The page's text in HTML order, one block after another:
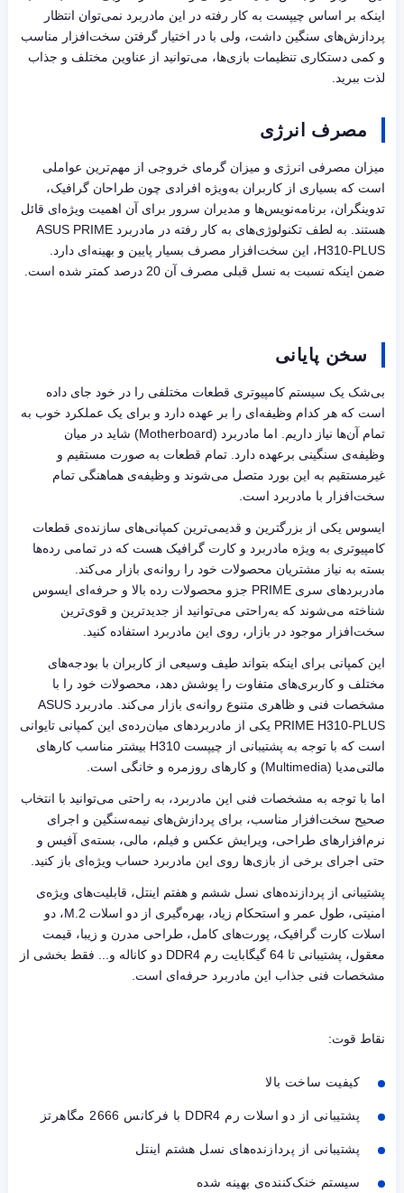
اینکه بر اساس چیپست به کار رفته در این مادربرد نمی‌توان انتظار
پردازش‌های سنگین داشت، ولی با در اختیار گرفتن سخت‌افزار مناسب
و کمی دستکاری تنظیمات بازی‌ها، می‌توانید از عناوین مختلف و جذاب
لذت ببرید.
مصرف انرژی
میزان مصرفی انرژی و میزان گرمای خروجی از مهم‌ترین عواملی
است که بسیاری از کاربران به‌ویژه افرادی چون طراحان گرافیک،
تدوینگران، برنامه‌نویس‌ها و مدیران سرور برای آن اهمیت ویژه‌ای قائل
هستند. به لطف تکنولوژی‌های به کار رفته در مادربرد ASUS PRIME
H310-PLUS، این سخت‌افزار مصرف بسیار پایین و بهینه‌ای دارد.
ضمن اینکه نسبت به نسل قبلی مصرف آن 20 درصد کمتر شده است.
سخن پایانی
بی‌شک یک سیستم کامپیوتری قطعات مختلفی را در خود جای داده
است که هر کدام وظیفه‌ای را بر عهده دارد و برای یک عملکرد خوب به
تمام آن‌ها نیاز داریم. اما مادربرد (Motherboard) شاید در میان
وظیفه‌ی سنگینی برعهده دارد. تمام قطعات به صورت مستقیم و
غیرمستقیم به این بورد متصل می‌شوند و وظیفه‌ی هماهنگی تمام
سخت‌افزار با مادربرد است.
ایسوس یکی از بزرگترین و قدیمی‌ترین کمپانی‌های سازنده‌ی قطعات
کامپیوتری به ویژه مادربرد و کارت گرافیک هست که در تمامی رده‌ها
بسته به نیاز مشتریان محصولات خود را روانه‌ی بازار می‌کند.
مادربردهای سری PRIME جزو محصولات رده‌ بالا و حرفه‌ای ایسوس
شناخته می‌شوند که به‌راحتی می‌توانید از جدیدترین و قوی‌ترین
سخت‌افزار موجود در بازار، روی این مادربرد استفاده کنید.
این کمپانی برای اینکه بتواند طیف وسیعی از کاربران با بودجه‌های
مختلف و کاربری‌های متفاوت را پوشش دهد، محصولات خود را با
مشخصات فنی و ظاهری متنوع روانه‌ی بازار می‌کند. مادربرد ASUS
PRIME H310-PLUS یکی از مادربردهای میان‌رده‌ی این کمپانی تایوانی
است که با توجه به پشتیبانی از چیپست H310 بیشتر مناسب کارهای
مالتی‌مدیا (Multimedia) و کارهای روزمره و خانگی است.
اما با توجه به مشخصات فنی این مادربرد، به راحتی می‌توانید با انتخاب
صحیح سخت‌افزار مناسب، برای پردازش‌های نیمه‌سنگین و اجرای
نرم‌افزارهای طراحی، ویرایش عکس و فیلم، مالی، بسته‌ی آفیس و
حتی اجرای برخی از بازی‌ها روی این مادربرد حساب ویژه‌ای باز کنید.
پشتیبانی از پردازنده‌های نسل ششم و هفتم اینتل، قابلیت‌های ویژه‌ی
امنیتی، طول عمر و استحکام زیاد، بهره‌گیری از دو اسلات M.2، دو
اسلات کارت گرافیک، پورت‌های کامل، طراحی مدرن و زیبا، قیمت
معقول، پشتیبانی تا 64 گیگابایت رم
DDR4 دو کاناله و... فقط بخشی از
مشخصات فنی جذاب این مادربرد حرفه‌ای است.
نقاط قوت:
کیفیت ساخت بالا
پشتیبانی از دو اسلات رم DDR4 با فرکانس 2666 مگاهرتز
پشتیبانی از پردازنده‌های نسل هشتم اینتل
سیستم خنک‌کننده‌ی بهینه شده